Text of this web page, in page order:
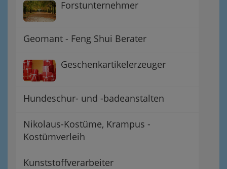
Forstunternehmer
Geomant - Feng Shui Berater
Geschenkartikelerzeuger
Hundeschur- und -badeanstalten
Nikolaus-Kostüme, Krampus -
Kostümverleih
Kunststoffverarbeiter